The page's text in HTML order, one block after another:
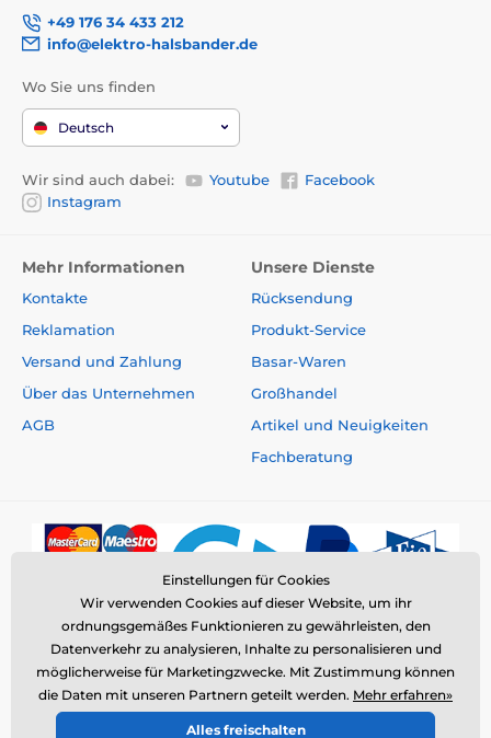
+49 176 34 433 212
info@elektro-halsbander.de
Wo Sie uns finden
Deutsch
Wir sind auch dabei: Youtube
Facebook
Instagram
Mehr Informationen
Kontakte
Reklamation
Versand und Zahlung
Über das Unternehmen
AGB
Unsere Dienste
Rücksendung
Produkt-Service
Basar-Waren
Großhandel
Artikel und Neuigkeiten
Fachberatung
© 2026 www.elektro-halsbander.de ⦁ E-Shop erstellt von
SIMPLIA.cz
Einstellungen für Cookies
Wir verwenden Cookies auf dieser Website, um ihr
ordnungsgemäßes Funktionieren zu gewährleisten, den
Datenverkehr zu analysieren, Inhalte zu personalisieren und
möglicherweise für Marketingzwecke. Mit Zustimmung können
die Daten mit unseren Partnern geteilt werden. Mehr erfahren»
Alles freischalten